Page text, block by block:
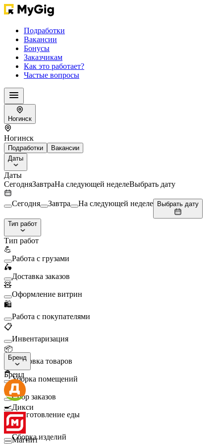
Подработки
Вакансии
Бонусы
Заказчикам
Как это работает?
Частые вопросы
Ногинск
Ногинск
Подработки
Вакансии
Даты
Даты
СегодняЗавтраНа следующей неделеВыбрать дату
Сегодня Завтра На следующей неделе Выбрать дату
Тип работ
Тип работ
💪
Работа с грузами
🛵
Доставка заказов
🧸
Оформление витрин
🛍️
Работа с покупателями
📋
Инвентаризация
📦
Упаковка товаров
🧹
Уборка помещений
🛒
Сбор заказов
🍳
Приготовление еды
🛠️
Сборка изделий
Бренд
Бренд
Дикси
Магнит